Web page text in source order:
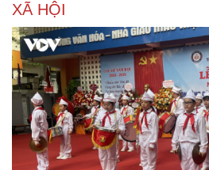
XÃ HỘI